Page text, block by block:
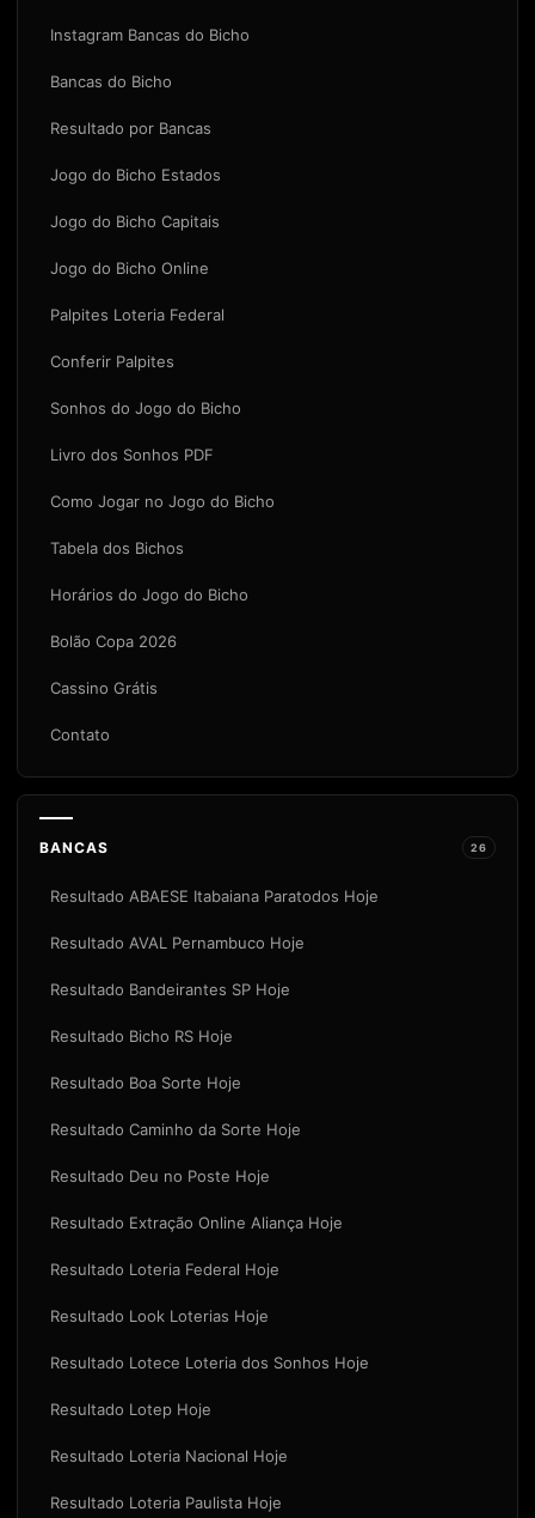
Instagram Bancas do Bicho
Bancas do Bicho
Resultado por Bancas
Jogo do Bicho Estados
Jogo do Bicho Capitais
Jogo do Bicho Online
Palpites Loteria Federal
Conferir Palpites
Sonhos do Jogo do Bicho
Livro dos Sonhos PDF
Como Jogar no Jogo do Bicho
Tabela dos Bichos
Horários do Jogo do Bicho
Bolão Copa 2026
Cassino Grátis
Contato
BANCAS 26
Resultado ABAESE Itabaiana Paratodos Hoje
Resultado AVAL Pernambuco Hoje
Resultado Bandeirantes SP Hoje
Resultado Bicho RS Hoje
Resultado Boa Sorte Hoje
Resultado Caminho da Sorte Hoje
Resultado Deu no Poste Hoje
Resultado Extração Online Aliança Hoje
Resultado Loteria Federal Hoje
Resultado Look Loterias Hoje
Resultado Lotece Loteria dos Sonhos Hoje
Resultado Lotep Hoje
Resultado Loteria Nacional Hoje
Resultado Loteria Paulista Hoje